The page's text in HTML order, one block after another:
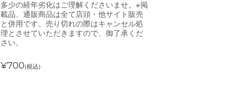
多少の経年劣化はご理解くださいませ。※掲
載品、通販商品は全て店頭・他サイト販売
と併用です。売り切れの際はキャンセル処
理とさせていただきますので、御了承くだ
さい。
¥700(税込)